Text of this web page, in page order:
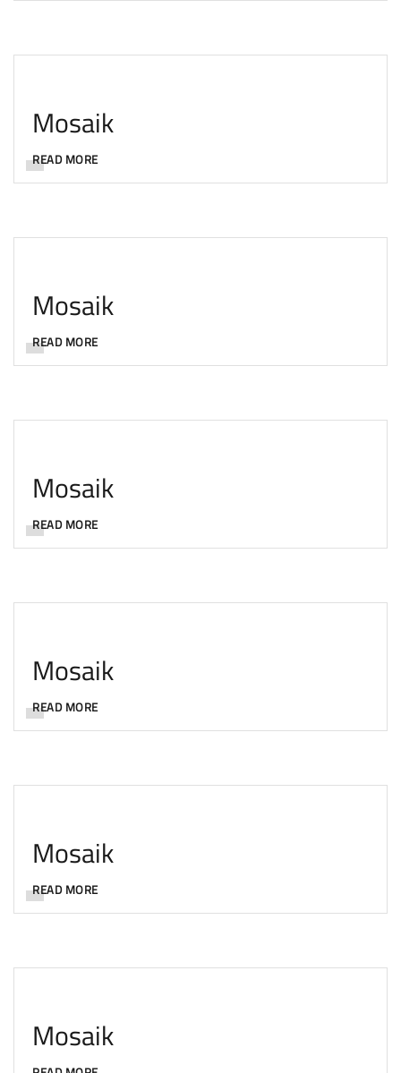
Mosaik
READ MORE
Mosaik
READ MORE
Mosaik
READ MORE
Mosaik
READ MORE
Mosaik
READ MORE
Mosaik